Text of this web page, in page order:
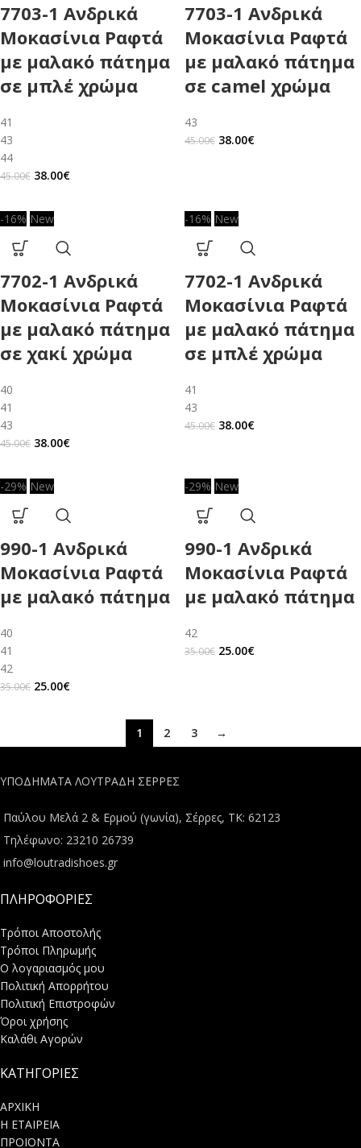
7703-1 Ανδρικά
Μοκασίνια Ραφτά
με μαλακό πάτημα
σε μπλέ χρώμα
41
43
44
45.00€ 38.00€
7703-1 Ανδρικά
Μοκασίνια Ραφτά
με μαλακό πάτημα
σε camel χρώμα
43
45.00€ 38.00€
-16% New
7702-1 Ανδρικά
Μοκασίνια Ραφτά
με μαλακό πάτημα
σε χακί χρώμα
40
41
43
45.00€ 38.00€
-16% New
7702-1 Ανδρικά
Μοκασίνια Ραφτά
με μαλακό πάτημα
σε μπλέ χρώμα
41
43
45.00€ 38.00€
-29% New
990-1 Ανδρικά
Μοκασίνια Ραφτά
με μαλακό πάτημα
40
41
42
35.00€ 25.00€
-29% New
990-1 Ανδρικά
Μοκασίνια Ραφτά
με μαλακό πάτημα
42
35.00€ 25.00€
1 2 3 →
ΥΠΟΔΗΜΑΤΑ ΛΟΥΤΡΑΔΗ ΣΕΡΡΕΣ
Παύλου Μελά 2 & Ερμού (γωνία), Σέρρες, ΤΚ: 62123
Τηλέφωνο: 23210 26739
info@loutradishoes.gr
ΠΛΗΡΟΦΟΡΙΕΣ
Τρόποι Αποστολής
Τρόποι Πληρωμής
Ο λογαριασμός μου
Πολιτική Απορρήτου
Πολιτική Επιστροφών
Όροι χρήσης
Καλάθι Αγορών
ΚΑΤΗΓΟΡΙΕΣ
ΑΡΧΙΚΗ
Η ΕΤΑΙΡΕΙΑ
ΠΡΟΪΟΝΤΑ